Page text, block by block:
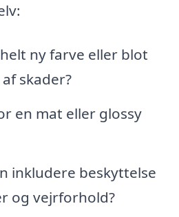
ny farve eller blot
skader?
en mat eller glossy
inkludere beskyttelse
og vejrforhold?